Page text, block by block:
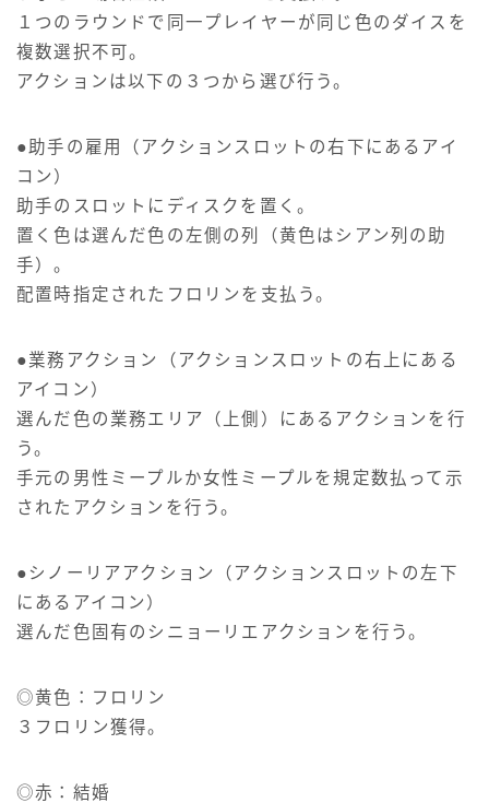
１つのラウンドで同一プレイヤーが同じ色のダイスを
複数選択不可。
アクションは以下の３つから選び行う。
●助手の雇用（アクションスロットの右下にあるアイ
コン）
助手のスロットにディスクを置く。
置く色は選んだ色の左側の列（黄色はシアン列の助
手）。
配置時指定されたフロリンを支払う。
●業務アクション（アクションスロットの右上にある
アイコン）
選んだ色の業務エリア（上側）にあるアクションを行
う。
手元の男性ミープルか女性ミープルを規定数払って示
されたアクションを行う。
●シノーリアアクション（アクションスロットの左下
にあるアイコン）
選んだ色固有のシニョーリエアクションを行う。
◎黄色：フロリン
３フロリン獲得。
◎赤：結婚